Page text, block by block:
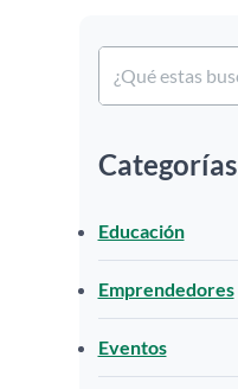
Categorías
Educación
Emprendedores
Eventos